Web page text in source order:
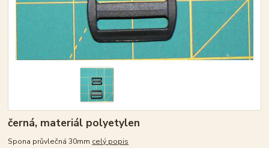
černá, materiál polyetylen
Spona průvlečná 30mm celý popis